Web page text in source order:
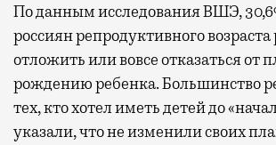
По данным исследования ВШЭ,
россиян репродуктивного
отложить или вовсе отказаться от
рождению ребенка. Большинство
тех, кто хотел иметь детей до
указали, что не изменили своих